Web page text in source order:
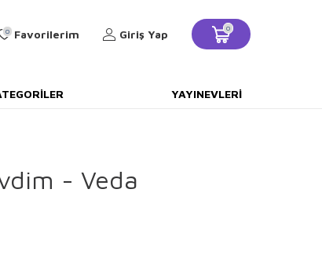
0 Favorilerim Giriş Yap 0
YAYINEVLERI
- Veda